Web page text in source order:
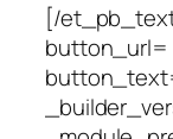
[/